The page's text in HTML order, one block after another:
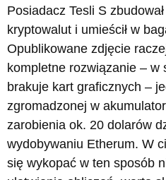
Posiadacz Tesli S
kryptowalut i umieścił w
Opublikowane zdjęcie
kompletne rozwiązanie – w
brakuje kart graficznych –
zgromadzonej w
zarobienia ok. 20 dolarów
wydobywaniu Etherum. W
się wykopać w ten sposób